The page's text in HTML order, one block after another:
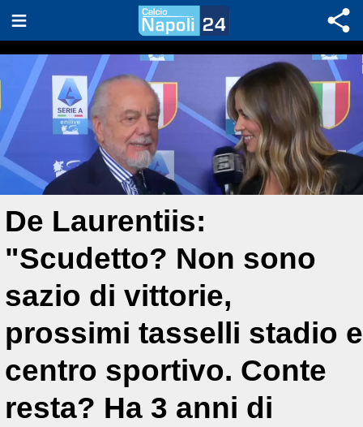
De Laurentiis:
"Scudetto? Non sono
sazio di vittorie,
prossimi tasselli stadio e
centro sportivo. Conte
resta? Ha 3 anni di